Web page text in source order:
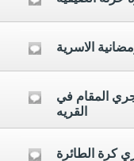
الاسرية
المقام في
القريه
كرة الطائرة